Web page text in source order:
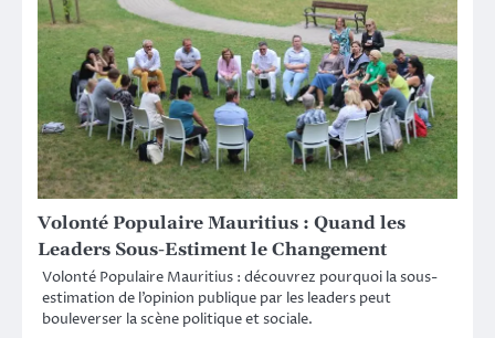
Volonté Populaire Mauritius : Quand les
Leaders Sous-Estiment le Changement
Volonté Populaire Mauritius : découvrez pourquoi la sous-
estimation de l’opinion publique par les leaders peut
bouleverser la scène politique et sociale.